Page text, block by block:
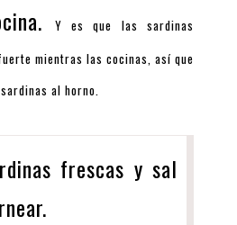
Y es que las sardinas
mientras las cocinas, así que
al horno.
frescas y sal